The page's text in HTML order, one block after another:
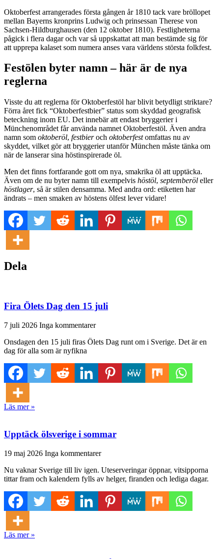
Oktoberfest arrangerades första gången år 1810 tack vare bröllopet
mellan Bayerns kronprins Ludwig och prinsessan Therese von
Sachsen-Hildburghausen (den 12 oktober 1810). Festligheterna
pågick i flera dagar och var så uppskattat att man bestämde sig för
att upprepa kalaset som numera anses vara världens största folkfest.
Festölen byter namn – här är de nya
reglerna
Visste du att reglerna för Oktoberfestöl har blivit betydligt striktare?
Förra året fick “Oktoberfestbier” status som skyddad geografisk
beteckning inom EU. Det innebär att endast bryggerier i
Münchenområdet får använda namnet Oktoberfestöl. Även andra
namn som oktoberöl, festbieroch oktoberfestomfattas nu av
skyddet, vilket gör att bryggerier utanför München måste tänka om
när de lanserar sina höstinspirerade öl.
Men det finns fortfarande gott om nya, smakrika öl att upptäcka.
Även om de nu byter namn till exempelvis höstöl, septemberöl eller
höstlager, så är stilen densamma. Med andra ord: etiketten har
ändrats – men smaken av höstens ölfest lever vidare!
Dela
Fira Ölets Dag den 15 juli
7 juli 2026 Inga kommentarer
Onsdagen den 15 juli firas Ölets Dag runt om i Sverige. Det är en
dag för alla som är nyfikna
Läs mer »
Upptäck ölsverige i sommar
19 maj 2026 Inga kommentarer
Nu vaknar Sverige till liv igen. Uteserveringar öppnar, vitsipporna
tittar fram och kalendern fylls av helger, firanden och lediga dagar.
Läs mer »